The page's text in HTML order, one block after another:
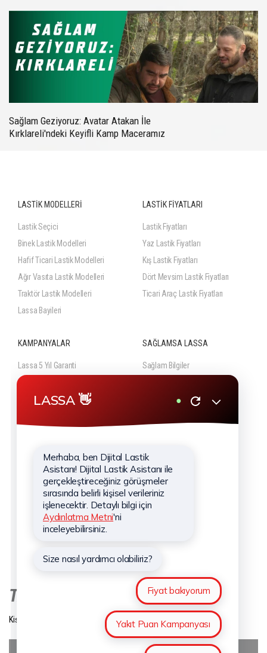
Sağlam Geziyoruz: Avatar Atakan İle
Kırklareli'ndeki Keyifli Kamp Maceramız
LASTİK MODELLERİ
Lastik Seçici
Binek Lastik Modelleri
Hafif Ticari Lastik Modelleri
Ağır Vasıta Lastik Modelleri
Traktör Lastik Modelleri
Lassa Bayileri
LASTİK FİYATLARI
Lastik Fiyatları
Yaz Lastik Fiyatları
Kış Lastik Fiyatları
Dört Mevsim Lastik Fiyatları
Ticari Araç Lastik Fiyatları
KAMPANYALAR
Lassa 5 Yıl Garanti
Lassa Lastik Güvencesi
Güncel Lastik Kampanyaları
SAĞLAMSA LASSA
Sağlam Bilgiler
Hakkımızda
Hizmetlerimiz
Haberler
Sponsorluklar
Kişisel Verilerin Korunması
TAKİP EDİN
Kişisel Verilerin Korunması Çerez Aydınlatma Metni